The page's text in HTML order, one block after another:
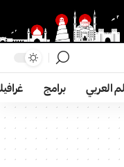
العربي برامج